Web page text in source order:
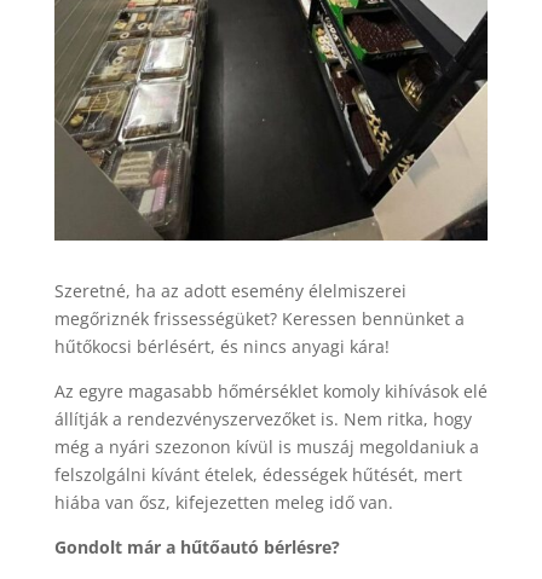
Szeretné, ha az adott esemény élelmiszerei
megőriznék frissességüket? Keressen bennünket a
hűtőkocsi bérlésért, és nincs anyagi kára!
Az egyre magasabb hőmérséklet komoly kihívások elé
állítják a rendezvényszervezőket is. Nem ritka, hogy
még a nyári szezonon kívül is muszáj megoldaniuk a
felszolgálni kívánt ételek, édességek hűtését, mert
hiába van ősz, kifejezetten meleg idő van.
Gondolt már a hűtőautó bérlésre?